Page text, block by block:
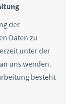
der
Daten zu
unter der
uns wenden.
besteht